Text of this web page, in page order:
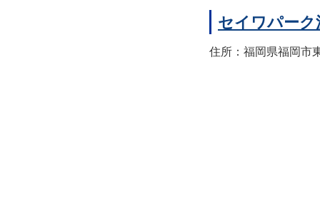
セイワパー
住所：福岡県福岡市